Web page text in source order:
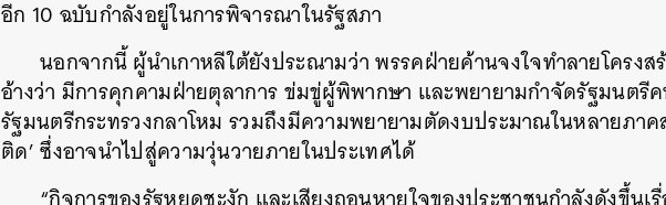
อีก 10 ฉบับกำลังอยู่ในการพิจารณาในรัฐสภา
นอกจากนี้ ผู้นำเกาหลีใต้ยังประณามว่า พรรคฝ่ายค้านจงใจทำลายโครงส
อ้างว่า มีการคุกคามฝ่ายตุลาการ ข่มขู่ผู้พิพากษา และพยายามกำจัดรัฐมนตรี
รัฐมนตรีกระทรวงกลาโหม รวมถึงมีความพยายามตัดงบประมาณในหลายภาค
ติด’ ซึ่งอาจนำไปสู่ความวุ่นวายภายในประเทศได้